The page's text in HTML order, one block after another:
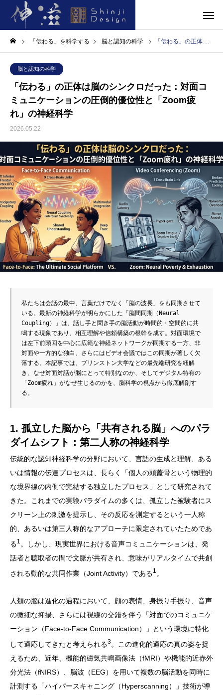
「伝わる」を科学する 脳と認知の科学 「伝わる」の正体は脳のシンクロだった：対面コミュニケーションの圧倒的優位性と「Zoom疲れ」の神経科学
脳と認知の科学
「伝わる」の正体は脳のシンクロだった：対面コ
ミュニケーションの圧倒的優位性と「Zoom疲
れ」の神経科学
2026.05.22
私たちは会話の最中、言葉だけでなく「脳の波長」をも同期させて
いる。最新の神経科学が明らかにした「脳間同期（Neural
Coupling）」は、話し手と聞き手の脳活動が時間的・空間的に共
鳴する現象であり、相互理解や信頼構築の根幹を成す。対面環境で
は左下前頭回を中心に広範な神経ネットワークが同期する一方、非
対面や一方的な独白、さらにはビデオ会議ではこの同期が著しく欠
落する。本記事では、プリンストン大学などの最先端研究を紐解
き、なぜ対面対話が脳にとって特別なのか、そしてデジタル特有の
「Zoom疲れ」がなぜ生じるのかを、脳科学の視点から徹底解剖す
る。
1. 孤立した脳から「共有される脳」へのパラ
ダイムシフト：第二人称の神経科学
伝統的な認知神経科学の分野において、言語の生成と理解、ある
いは情報の伝達プロセスは、長らく「個人の頭蓋骨という物理的
な境界線の内側で完結する独立したプロセス」として研究されて
きた。これまでの実験パラダイムの多くは、孤立した被験者にス
クリーン上の刺激を提示し、その反応を測定するという一人称
的、あるいは第三人称的なアプローチに限定されていたためであ
る1 。しかし、現実世界における音声コミュニケーションは、発
話者と聴取者の間で文脈が共有され、意味がリアルタイムで共創
される動的な共同作業（Joint Activity）である1 。
人類の脳は進化の過程において、顔の表情、身振り手振り、音声
の微細な抑揚、さらには視線の交錯を伴う「対面でのコミュニケ
ーション（Face-to-Face Communication）」という環境に特化
して適応してきたと考えられる3。この進化的適応の真の姿を捉
えるため、近年、機能的磁気共鳴画像法（fMRI）や機能的近赤外
分光法（fNIRS）、脳波（EEG）を用いて複数の脳活動を同時に
計測する「ハイパースキャニング（Hyperscanning）」技術が導